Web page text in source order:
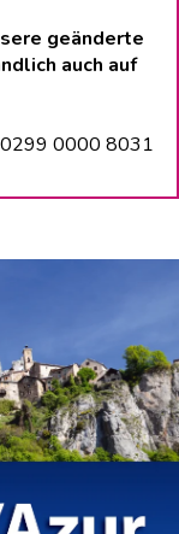
geänderte
auch auf
0299 0000 8031